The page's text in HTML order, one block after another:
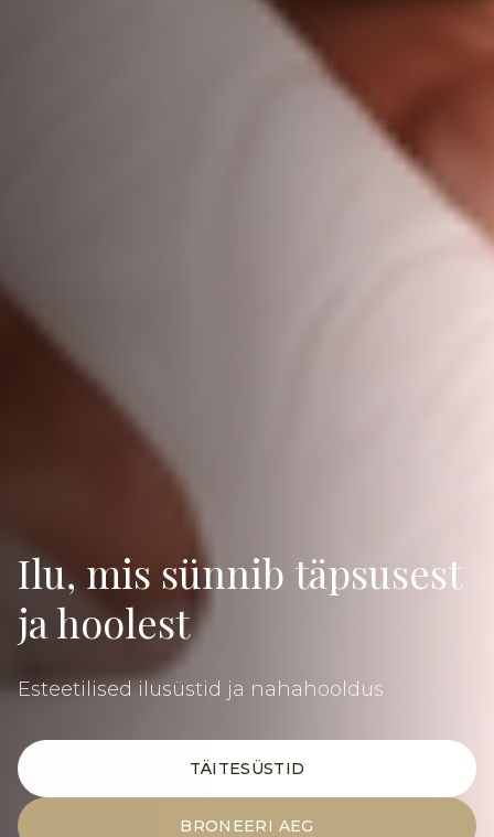
Ilu, mis sünnib täpsusest
ja hoolest
Esteetilised ilusüstid ja nahahooldus
TÄITESÜSTID
BRONEERI AEG